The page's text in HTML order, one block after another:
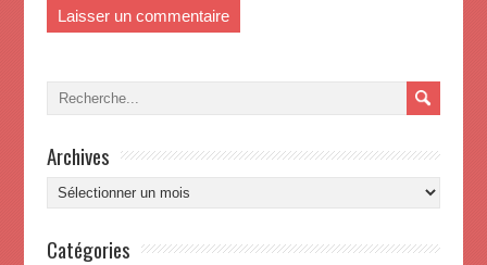
Archives
Archives
Catégories